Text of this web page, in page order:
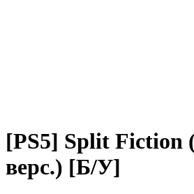
[PS5] Split Fiction
верс.) [Б/У]